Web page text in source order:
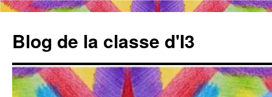
Blog de la classe d'I3